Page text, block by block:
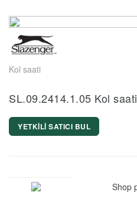
SATIŞ NOKTALARI
Kol saati
SL.09.2414.1.05 Kol saati
YETKİLİ SATICI BUL